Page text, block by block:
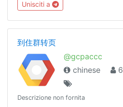
Unisciti a
到住群转页
@gcpaccc
chinese
6
Descrizione non fornita